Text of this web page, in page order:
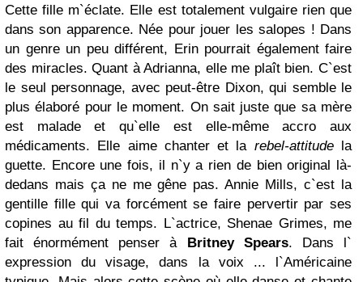
Cette fille m`éclate. Elle est totalement vulgaire rien que
dans son apparence. Née pour jouer les salopes ! Dans
un genre un peu différent, Erin pourrait également faire
des miracles. Quant à Adrianna, elle me plaît bien. C`est
le seul personnage, avec peut-être Dixon, qui semble le
plus élaboré pour le moment. On sait juste que sa mère
est malade et qu`elle est elle-même accro aux
médicaments. Elle aime chanter et la rebel-attitudela
guette. Encore une fois, il n`y a rien de bien original là-
dedans mais ça ne me gêne pas. Annie Mills, c`est la
gentille fille qui va forcément se faire pervertir par ses
copines au fil du temps. L`actrice, Shenae Grimes, me
fait énormément penser à Britney Spears. Dans l`
expression du visage, dans la voix ... l`Américaine